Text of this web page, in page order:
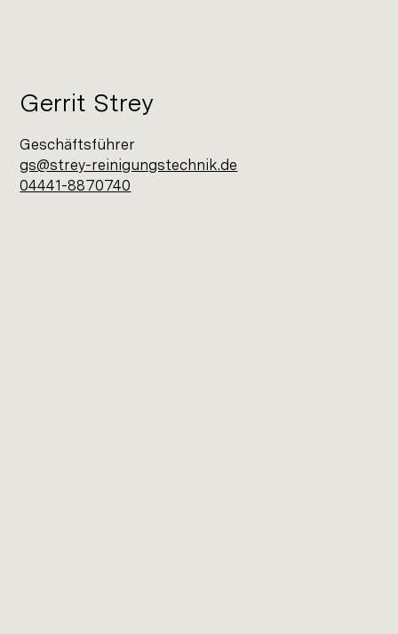
Gerrit Strey
Geschäftsführer
gs@strey-reinigungstechnik.de
04441-8870740